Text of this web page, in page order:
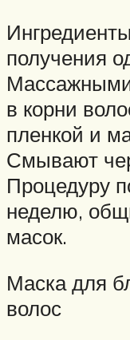
получения
в корни
пленкой и
Смывают
Процедуру
неделю,
масок.
Маска для
волос